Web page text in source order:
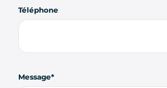
Téléphone
Message